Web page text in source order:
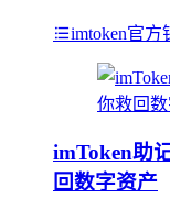
imtoken官方
imToken助
回数字资产